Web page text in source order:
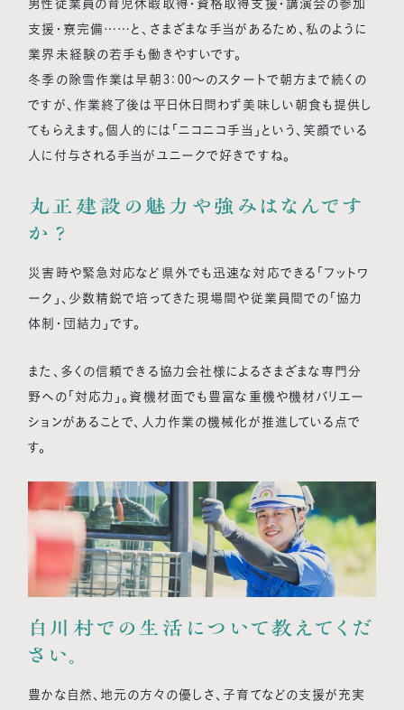
男性従業員の育児休暇取得・資格取得支援・講演会の参加
支援・寮完備……と、さまざまな手当があるため、私のように
業界未経験の若手も働きやすいです。
冬季の除雪作業は早朝3：00～のスタートで朝方まで続くの
ですが、作業終了後は平日休日問わず美味しい朝食も提供し
てもらえます。個人的には「ニコニコ手当」という、笑顔でいる
人に付与される手当がユニークで好きですね。
丸正建設の魅力や強みはなんです
か？
災害時や緊急対応など県外でも迅速な対応できる「フットワ
ーク」、少数精鋭で培ってきた現場間や従業員間での「協力
体制・団結力」です。
また、多くの信頼できる協力会社様によるさまざまな専門分
野への「対応力」。資機材面でも豊富な重機や機材バリエー
ションがあることで、人力作業の機械化が推進している点で
す。
白川村での生活について教えてくだ
さい。
豊かな自然、地元の方々の優しさ、子育てなどの支援が充実